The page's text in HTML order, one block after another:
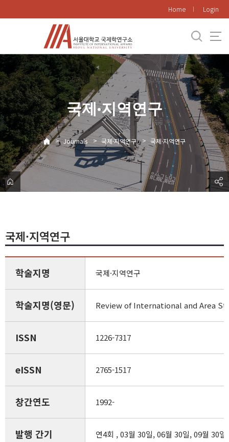
로
메
뉴
Home Login
국제·지역연구
> Journals > 국제·지역연구 > 국제·지역연구
국제·지역연구
학술지명 국제·지역연구
학술지명(영문) Review of International and Area
ISSN 1226-7317
eISSN 2765-1517
창간연도 1992-
발행 간기 연4회 , 03월 30일, 06월 30일, 09월 30